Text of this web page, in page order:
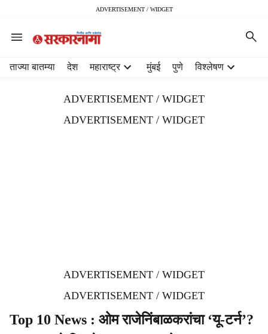
ADVERTISEMENT / WIDGET
ताज्या बातम्या देश महाराष्ट्र मुंबई पुणे विश्लेषण
ADVERTISEMENT / WIDGET
ADVERTISEMENT / WIDGET
ADVERTISEMENT / WIDGET
ADVERTISEMENT / WIDGET
Top 10 News : ओम राजेनिंबाळकरांचा ‘यू-टर्न’?